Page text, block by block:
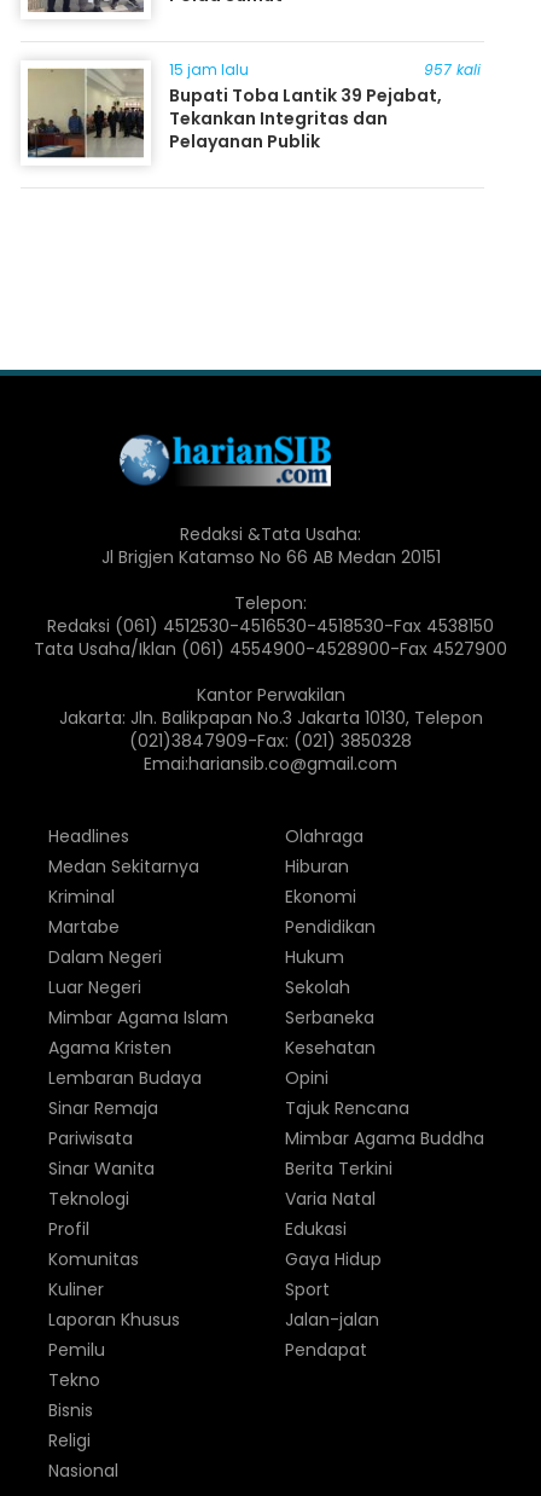
15 jam lalu 957 kali
Bupati Toba Lantik 39 Pejabat,
Tekankan Integritas dan
Pelayanan Publik
Redaksi &Tata Usaha:
Jl Brigjen Katamso No 66 AB Medan 20151
Telepon:
Redaksi (061) 4512530-4516530-4518530-Fax 4538150
Tata Usaha/Iklan (061) 4554900-4528900-Fax 4527900
Kantor Perwakilan
Jakarta: Jln. Balikpapan No.3 Jakarta 10130, Telepon
(021)3847909-Fax: (021) 3850328
Emai:hariansib.co@gmail.com
Headlines
Medan Sekitarnya
Kriminal
Martabe
Dalam Negeri
Luar Negeri
Olahraga
Hiburan
Ekonomi
Pendidikan
Hukum
Sekolah
Mimbar Agama Islam
Agama Kristen
Lembaran Budaya
Sinar Remaja
Pariwisata
Sinar Wanita
Serbaneka
Kesehatan
Opini
Tajuk Rencana
Mimbar Agama Buddha
Berita Terkini
Teknologi
Profil
Komunitas
Kuliner
Laporan Khusus
Pemilu
Varia Natal
Edukasi
Gaya Hidup
Sport
Jalan-jalan
Pendapat
Tekno
Bisnis
Religi
Nasional